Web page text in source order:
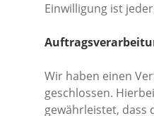
Einwilligung ist
Wir haben einen
geschlossen.
gewährleistet, dass